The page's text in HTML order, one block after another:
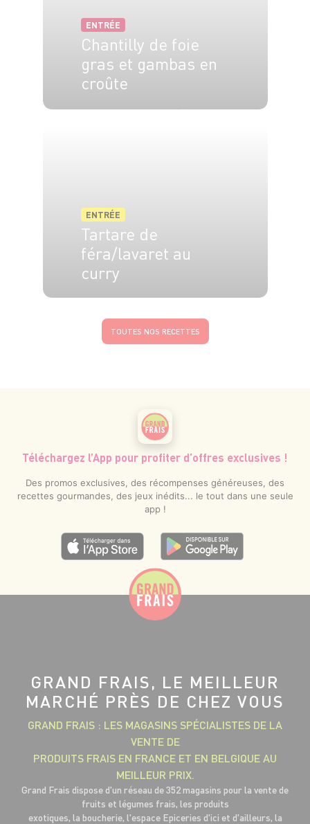
ENTRÉE
Chantilly de foie
gras et gambas en
croûte
ENTRÉE
Tartare de
féra/lavaret au
curry
TOUTES NOS RECETTES
Téléchargez l’App pour profiter d’offres exclusives !
Des promos exclusives, des récompenses généreuses, des
recettes gourmandes, des jeux inédits... le tout dans une seule
app !
GRAND FRAIS, LE MEILLEUR
MARCHÉ PRÈS DE CHEZ VOUS
GRAND FRAIS : LES MAGASINS SPÉCIALISTES DE LA
VENTE DE
PRODUITS FRAIS EN FRANCE ET EN BELGIQUE AU
MEILLEUR PRIX.
Grand Frais dispose d'un réseau de 352 magasins pour la vente de
fruits et légumes frais, les produits
exotiques, la boucherie, l'espace Epiceries d'ici et d'ailleurs, la